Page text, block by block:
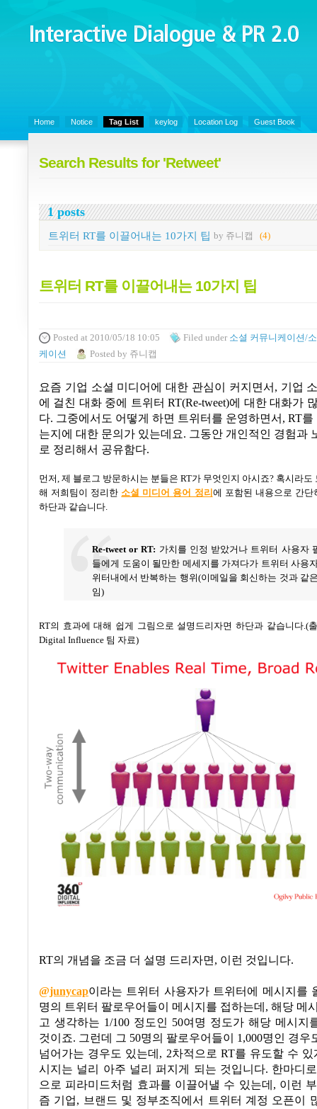
Interactive Dialogue &
PR 2.0
Home Notice Tag List keylog Location Log Guest Book
Search Results for 'Retweet'
1 posts
트위터 RT를 이끌어내는 10가지 팁 by 쥬니캡 (4)
트위터 RT를 이끌어내는 10가지 팁
Posted at 2010/05/18 10:05 Filed under 소셜 커뮤니케이션/
케이션
Posted by 쥬니캡
요즘 기업 소셜 미디어에 대한 관심이 커지면서 , 기업
에 걸친 대화 중에 트위터 RT(Re-tweet)에 대한 대화가
다. 그중에서도 어떻게 하면 트위터를 운영하면서 , RT를
는지에 대한 문의가 있는데요. 그동안 개인적인 경험과
로 정리해서 공유함다.
먼저, 제 블로그 방문하시는 분들은 RT가 무엇인지 아시죠? 혹시라도
해 저희팀이 정리한 소셜 미디어 용어 정리 에 포함된 내용으로 간단
하단과 같습니다.
Re-tweetorRT: 가치를 인정 받았거나 트위터 사용자
들에게 도움이 될만한 메세지를 가져다가 트위터 사용
위터내에서 반복하는 행위(이메일을 회신하는 것과 같
임)
RT의 효과에 대해 쉽게 그림으로 설명드리자면 하단과 같습니다.(
Digital Influence 팀 자료)
RT의 개념을 조금 더 설명 드리자면, 이런 것입니다.
@junycap이라는 트위터 사용자가 트위터에 메시지를
명의 트위터 팔로우어들이 메시지를 접하는데, 해당 메
고 생각하는 1/100 정도인 50여명 정도가 해당 메시지
것이죠. 그런데 그 50명의 팔로우어들이 1,000명인 경우
넘어가는 경우도 있는데, 2차적으로 RT를 유도할 수
시지는 널리 아주 널리 퍼지게 되는 것입니다. 한마디
으로 피라미드처럼 효과를 이끌어낼 수 있는데, 이런
즘 기업, 브랜드 및 정부조직에서 트위터 계정 오픈이